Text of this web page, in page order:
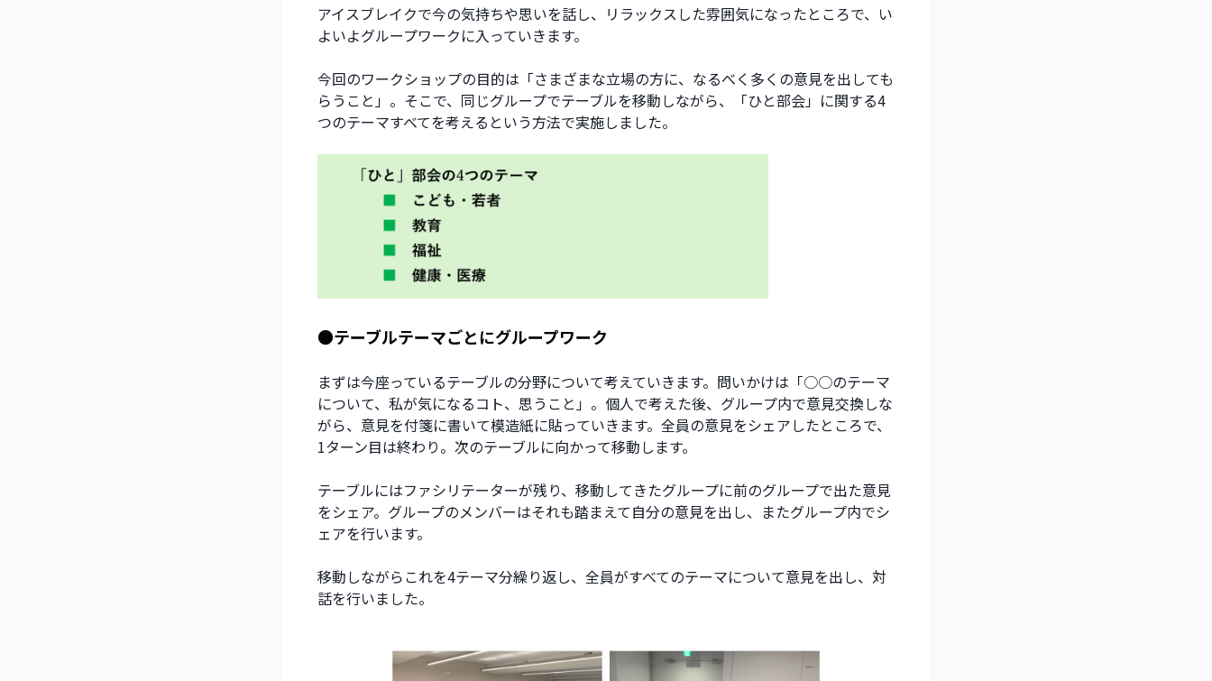
アイスブレイクで今の気持ちや思いを話し、リラックスした雰囲気になったところで、い
よいよグループワークに入っていきます。
今回のワークショップの目的は「さまざまな立場の方に、なるべく多くの意見を出しても
らうこと」。そこで、同じグループでテーブルを移動しながら、「ひと部会」に関する4
つのテーマすべてを考えるという方法で実施しました。
●テーブルテーマごとにグループワーク
まずは今座っているテーブルの分野について考えていきます。問いかけは「○○のテーマ
について、私が気になるコト、思うこと」。個人で考えた後、グループ内で意見交換しな
がら、意見を付箋に書いて模造紙に貼っていきます。全員の意見をシェアしたところで、
1ターン目は終わり。次のテーブルに向かって移動します。
テーブルにはファシリテーターが残り、移動してきたグループに前のグループで出た意見
をシェア。グループのメンバーはそれも踏まえて自分の意見を出し、またグループ内でシ
ェアを行います。
移動しながらこれを4テーマ分繰り返し、全員がすべてのテーマについて意見を出し、対
話を行いました。